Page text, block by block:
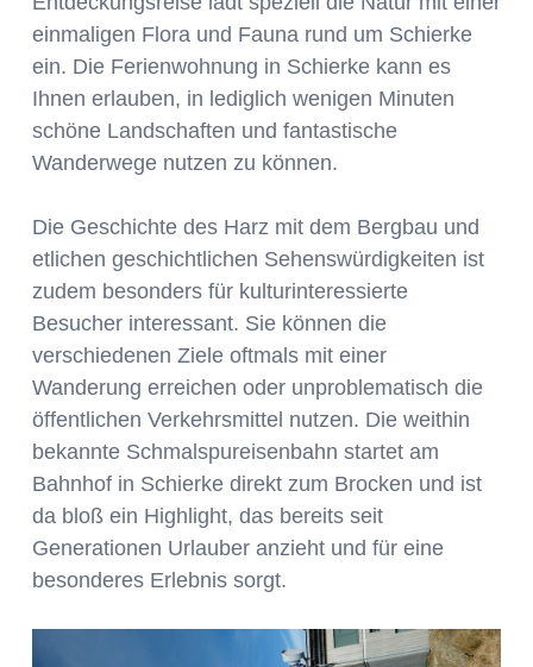
einmaligen Flora und Fauna rund um Schierke
ein. Die Ferienwohnung in Schierke kann es
Ihnen erlauben, in lediglich wenigen Minuten
schöne Landschaften und fantastische
Wanderwege nutzen zu können.
Die Geschichte des Harz mit dem Bergbau und
etlichen geschichtlichen Sehenswürdigkeiten ist
zudem besonders für kulturinteressierte
Besucher interessant. Sie können die
verschiedenen Ziele oftmals mit einer
Wanderung erreichen oder unproblematisch die
öffentlichen Verkehrsmittel nutzen. Die weithin
bekannte Schmalspureisenbahn startet am
Bahnhof in Schierke direkt zum Brocken und ist
da bloß ein Highlight, das bereits seit
Generationen Urlauber anzieht und für eine
besonderes Erlebnis sorgt.